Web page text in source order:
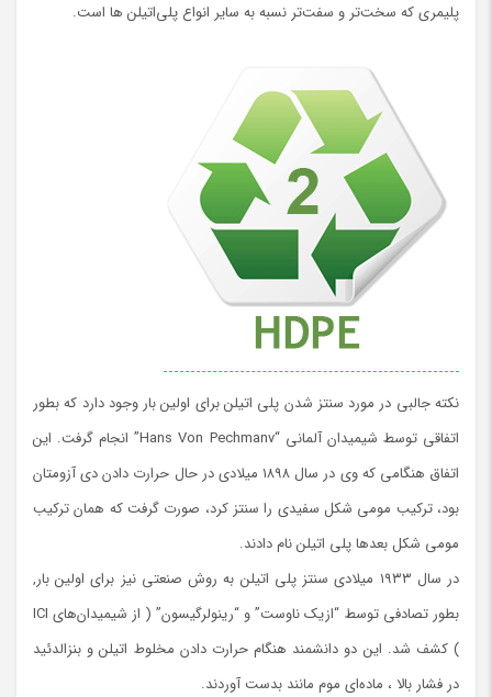
پلیمری که سخت‌تر و سفت‌تر نسبه به سایر انواع پلی‌اتیلن ها است.
نکته جالبی در مورد سنتز شدن پلی اتیلن برای اولین بار وجود دارد که بطور
اتفاقی توسط شیمیدان آلمانی “Hans Von Pechmanv” انجام گرفت. این
اتفاق هنگامی که وی در سال ۱۸۹۸ میلادی در حال حرارت دادن دی آزومتان
بود، ترکیب مومی شکل سفیدی را سنتز کرد، صورت گرفت که همان ترکیب
مومی شکل بعدها پلی اتیلن نام دادند.
در سال ۱۹۳۳ میلادی سنتز پلی اتیلن به روش صنعتی نیز برای اولین بار,
بطور تصادفی توسط “ازیک ناوست” و “رینولرگیسون” ( از شیمیدان‌های ICI
) کشف شد. این دو دانشمند هنگام حرارت دادن مخلوط اتیلن و بنزالدئید
در فشار بالا ، ماده‌ای موم‌ مانند بدست آوردند.